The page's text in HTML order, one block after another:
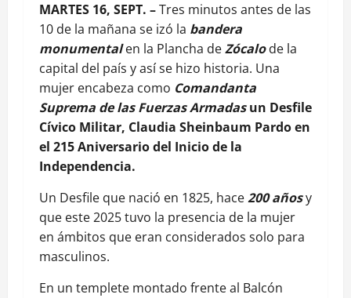
MARTES 16, SEPT. –Tres minutos antes de las
10 de la mañana se izó la bandera
monumentalen la Plancha deZócalode la
capital del país y así se hizo historia. Una
mujer encabeza como Comandanta
Suprema de las Fuerzas Armadas un Desfile
Cívico Militar, Claudia Sheinbaum Pardo en
el 215 Aniversario del Inicio de la
Independencia.
Un Desfile que nació en 1825, hace200 añosy
que este 2025 tuvo la presencia de la mujer
en ámbitos que eran considerados solo para
masculinos.
En un templete montado frente al Balcón